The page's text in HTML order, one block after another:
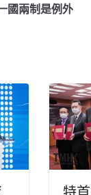
國兩制是例外